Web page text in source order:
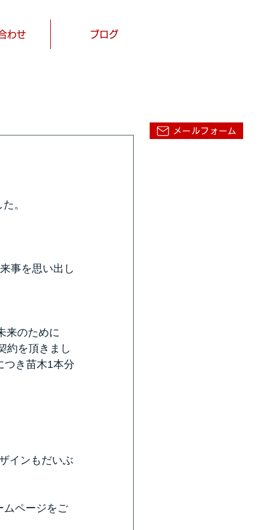
メールフォーム
わせ ブログ
。
事を思い出し
来のために
約を頂きまし
つき苗木1本分
インもだいぶ
ムページをご